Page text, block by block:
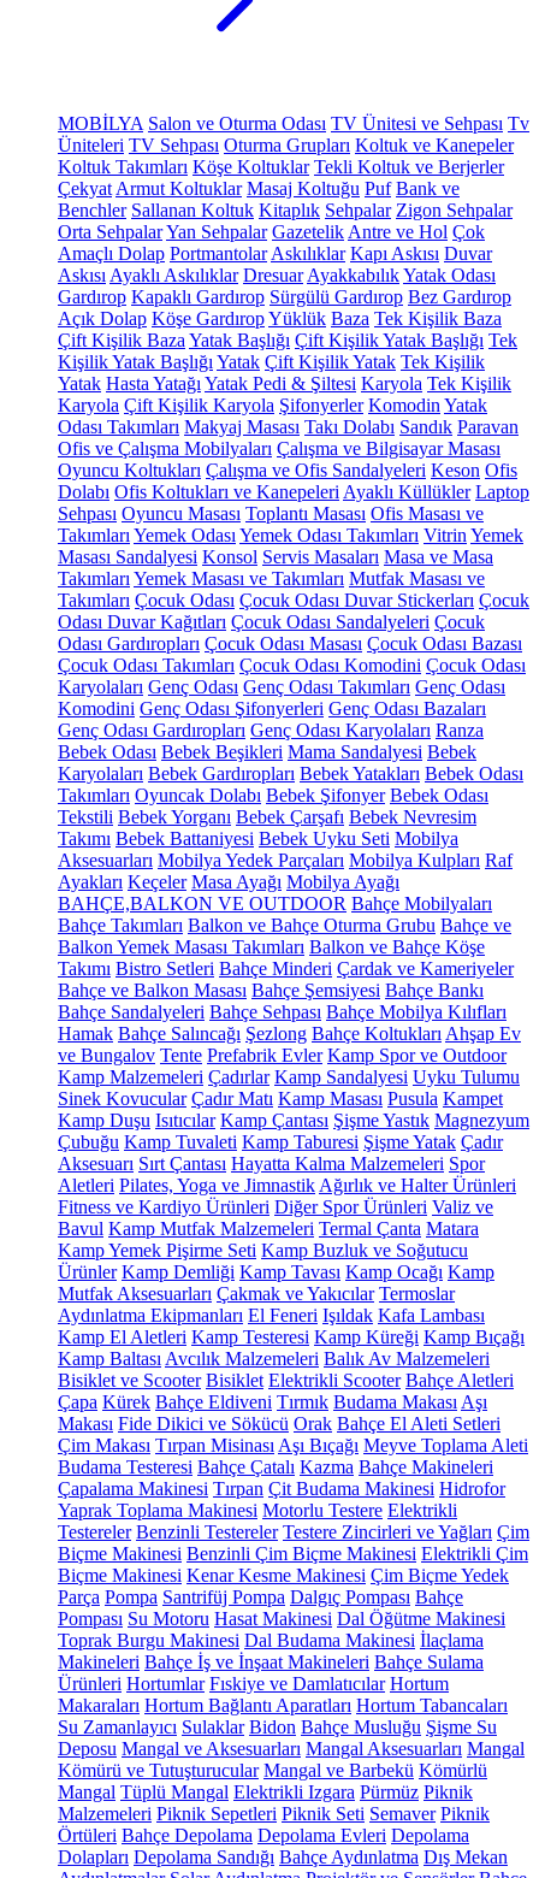
MOBİLYA Salon ve Oturma Odası TV Ünitesi ve Sehpası Tv
Üniteleri TV Sehpası Oturma Grupları Koltuk ve Kanepeler
Koltuk Takımları Köşe Koltuklar Tekli Koltuk ve Berjerler
Çekyat Armut Koltuklar Masaj Koltuğu Puf Bank ve
Benchler Sallanan Koltuk Kitaplık Sehpalar Zigon Sehpalar
Orta SehpalarYan Sehpalar Gazetelik Antre ve Hol Çok
Amaçlı Dolap Portmantolar Askılıklar Kapı Askısı Duvar
Askısı Ayaklı Askılıklar Dresuar AyakkabılıkYatak Odası
Gardırop Kapaklı Gardırop Sürgülü Gardırop Bez Gardırop
Açık Dolap Köşe GardıropYüklük Baza Tek Kişilik Baza
Çift Kişilik Baza Yatak Başlığı Çift Kişilik Yatak Başlığı Tek
Kişilik Yatak Başlığı Yatak Çift Kişilik Yatak Tek Kişilik
Yatak Hasta Yatağı Yatak Pedi & Şiltesi Karyola Tek Kişilik
Karyola Çift Kişilik Karyola Şifonyerler Komodin Yatak
Odası Takımları Makyaj Masası Takı Dolabı Sandık Paravan
Ofis ve Çalışma Mobilyaları Çalışma ve Bilgisayar Masası
Oyuncu Koltukları Çalışma ve Ofis Sandalyeleri Keson Ofis
Dolabı Ofis Koltukları ve Kanepeleri Ayaklı Küllükler Laptop
Sehpası Oyuncu Masası Toplantı Masası Ofis Masası ve
Takımları Yemek Odası Yemek Odası Takımları Vitrin Yemek
Masası Sandalyesi Konsol Servis Masaları Masa ve Masa
Takımları Yemek Masası ve Takımları Mutfak Masası ve
Takımları Çocuk Odası Çocuk Odası Duvar Stickerları Çocuk
Odası Duvar Kağıtları Çocuk Odası Sandalyeleri Çocuk
Odası Gardıropları Çocuk Odası Masası Çocuk Odası Bazası
Çocuk Odası Takımları Çocuk Odası Komodini Çocuk Odası
Karyolaları Genç Odası Genç Odası Takımları Genç Odası
Komodini Genç Odası Şifonyerleri Genç Odası Bazaları
Genç Odası Gardıropları Genç Odası Karyolaları Ranza
Bebek Odası Bebek Beşikleri Mama Sandalyesi Bebek
Karyolaları Bebek Gardıropları Bebek Yatakları Bebek Odası
Takımları Oyuncak Dolabı Bebek Şifonyer Bebek Odası
Tekstili Bebek Yorganı Bebek Çarşafı Bebek Nevresim
Takımı Bebek Battaniyesi Bebek Uyku Seti Mobilya
Aksesuarları Mobilya Yedek Parçaları Mobilya Kulpları Raf
Ayakları Keçeler Masa Ayağı Mobilya Ayağı
BAHÇE,BALKON VE OUTDOOR Bahçe Mobilyaları
Bahçe Takımları Balkon ve Bahçe Oturma Grubu Bahçe ve
Balkon Yemek Masası Takımları Balkon ve Bahçe Köşe
Takımı Bistro Setleri Bahçe Minderi Çardak ve Kameriyeler
Bahçe ve Balkon Masası Bahçe Şemsiyesi Bahçe Bankı
Bahçe Sandalyeleri Bahçe Sehpası Bahçe Mobilya Kılıfları
Hamak Bahçe Salıncağı Şezlong Bahçe Koltukları Ahşap Ev
ve Bungalov Tente Prefabrik Evler Kamp Spor ve Outdoor
Kamp Malzemeleri Çadırlar Kamp Sandalyesi Uyku Tulumu
Sinek Kovucular Çadır Matı Kamp Masası Pusula Kampet
Kamp Duşu Isıtıcılar Kamp Çantası Şişme Yastık Magnezyum
Çubuğu Kamp Tuvaleti Kamp Taburesi Şişme Yatak Çadır
Aksesuarı Sırt Çantası Hayatta Kalma Malzemeleri Spor
Aletleri Pilates, Yoga ve Jimnastik Ağırlık ve Halter Ürünleri
Fitness ve Kardiyo Ürünleri Diğer Spor Ürünleri Valiz ve
Bavul Kamp Mutfak Malzemeleri Termal Çanta Matara
Kamp Yemek Pişirme Seti Kamp Buzluk ve Soğutucu
Ürünler Kamp Demliği Kamp Tavası Kamp Ocağı Kamp
Mutfak Aksesuarları Çakmak ve Yakıcılar Termoslar
Aydınlatma Ekipmanları El Feneri Işıldak Kafa Lambası
Kamp El Aletleri Kamp Testeresi Kamp Küreği Kamp Bıçağı
Kamp Baltası Avcılık Malzemeleri Balık Av Malzemeleri
Bisiklet ve Scooter Bisiklet Elektrikli Scooter Bahçe Aletleri
Çapa Kürek Bahçe Eldiveni Tırmık Budama Makası Aşı
Makası Fide Dikici ve Sökücü Orak Bahçe El Aleti Setleri
Çim Makası Tırpan Misinası Aşı Bıçağı Meyve Toplama Aleti
Budama Testeresi Bahçe Çatalı Kazma Bahçe Makineleri
Çapalama Makinesi Tırpan Çit Budama Makinesi Hidrofor
Yaprak Toplama Makinesi Motorlu Testere Elektrikli
Testereler Benzinli Testereler Testere Zincirleri ve Yağları Çim
Biçme Makinesi Benzinli Çim Biçme Makinesi Elektrikli Çim
Biçme Makinesi Kenar Kesme Makinesi Çim Biçme Yedek
Parça Pompa Santrifüj Pompa Dalgıç Pompası Bahçe
Pompası Su Motoru Hasat Makinesi Dal Öğütme Makinesi
Toprak Burgu Makinesi Dal Budama Makinesi İlaçlama
Makineleri Bahçe İş ve İnşaat Makineleri Bahçe Sulama
Ürünleri Hortumlar Fıskiye ve Damlatıcılar Hortum
Makaraları Hortum Bağlantı Aparatları Hortum Tabancaları
Su Zamanlayıcı Sulaklar Bidon Bahçe Musluğu Şişme Su
Deposu Mangal ve Aksesuarları Mangal Aksesuarları Mangal
Kömürü ve Tutuşturucular Mangal ve Barbekü Kömürlü
Mangal Tüplü Mangal Elektrikli Izgara Pürmüz Piknik
Malzemeleri Piknik Sepetleri Piknik Seti Semaver Piknik
Örtüleri Bahçe Depolama Depolama Evleri Depolama
Dolapları Depolama Sandığı Bahçe Aydınlatma Dış Mekan